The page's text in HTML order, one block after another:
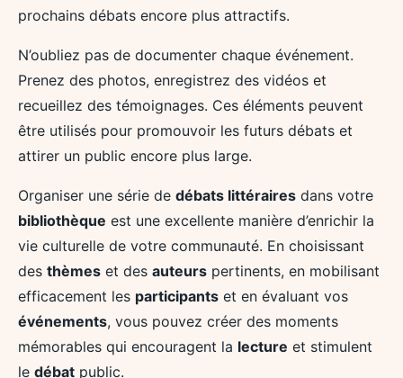
prochains débats encore plus attractifs.
N’oubliez pas de documenter chaque événement.
Prenez des photos, enregistrez des vidéos et
recueillez des témoignages. Ces éléments peuvent
être utilisés pour promouvoir les futurs débats et
attirer un public encore plus large.
Organiser une série de débats littéraires dans votre
bibliothèque est une excellente manière d’enrichir la
vie culturelle de votre communauté. En choisissant
des thèmes et des auteurs pertinents, en mobilisant
efficacement les participants et en évaluant vos
événements, vous pouvez créer des moments
mémorables qui encouragent la lecture et stimulent
le débat public.